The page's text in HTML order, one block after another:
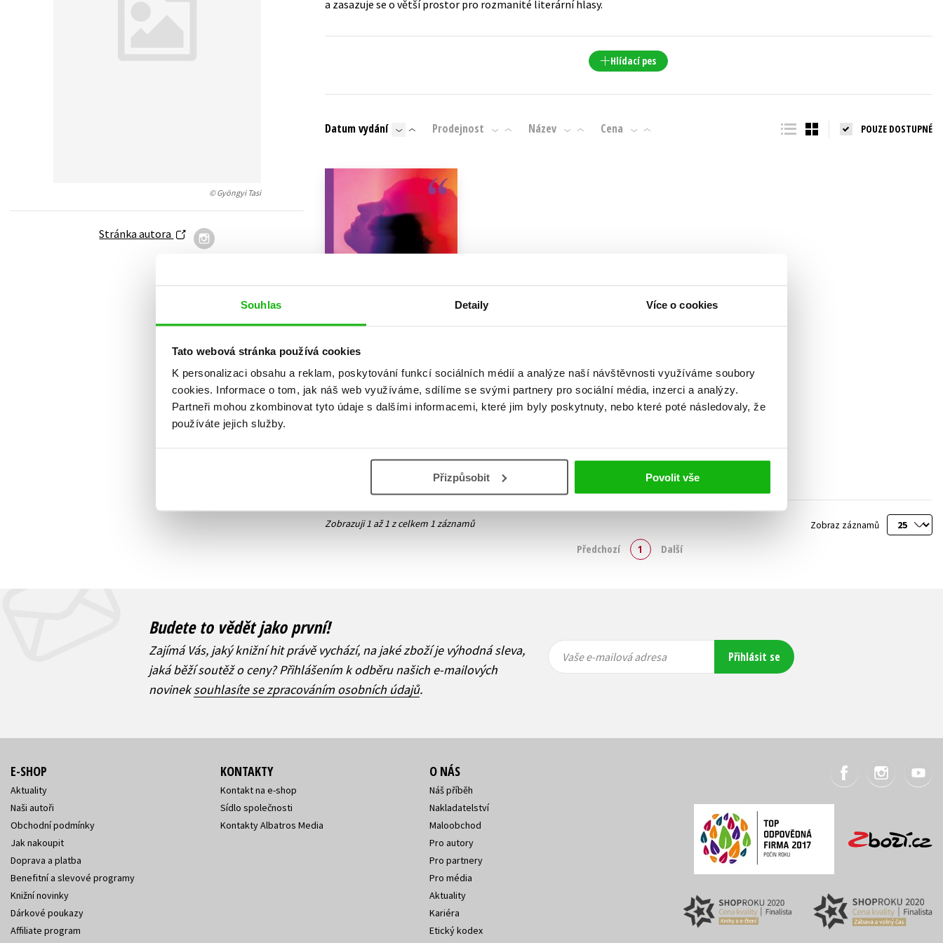
Souhlas Detaily Více o cookies
Tato webová stránka používá cookies
K personalizaci obsahu a reklam, poskytování funkcí sociálních médií a analýze naší návštěvnosti využíváme soubory
cookies. Informace o tom, jak náš web využíváme, sdílíme se svými partnery pro sociální média, inzerci a analýzy.
Partneři mohou zkombinovat tyto údaje s dalšími informacemi, které jim byly poskytnuty, nebo které poté následovaly, že
používáte jejich služby.
Přizpůsobit Povolit vše
Beletrie pro dospělé
Populárně - naučná pro dospělé
Zahraniční literatura
© Gyöngyi Tasi
Stránka autora
a zasazuje se o větší prostor pro rozmanité literární hlasy.
Hlídací pes
Datum vydání Prodejnost Název Cena POUZE DOSTUPNÉ
A všechno ztichlo
Mareike Fallwickl
Zobraz záznamů
Zobrazuji 1 až 1 z celkem 1 záznamů
Předchozí 1 Další
Budete to vědět jako první!
Zajímá Vás, jaký knižní hit právě vychází, na jaké zboží je výhodná sleva,
jaká běží soutěž o ceny? Přihlášením k odběru našich e-mailových
novineksouhlasíte se zpracováním osobních údajů.
Vaše e-
mailová
Vaše e-
mailová
Vaše e-mailová adresa Přihlásit se
E-SHOP
Aktuality
Naši autoři
Obchodní podmínky
Jak nakoupit
Doprava a platba
Benefitní a slevové programy
Knižní novinky
Dárkové poukazy
Affiliate program
KONTAKTY
Kontakt na e-shop
Sídlo společnosti
Kontakty Albatros Media
O NÁS
Náš příběh
Nakladatelství
Maloobchod
Pro autory
Pro partnery
Pro média
Aktuality
Kariéra
Etický kodex